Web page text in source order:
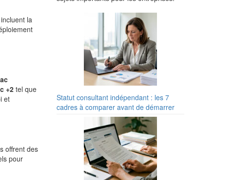
la
+2tel que
et
offrent des
pour
Statut consultant indépendant : les 7
cadres à comparer avant de démarrer